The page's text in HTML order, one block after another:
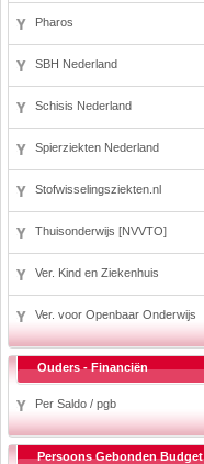
Pharos
SBH Nederland
Schisis Nederland
Spierziekten Nederland
Stofwisselingsziekten.nl
Thuisonderwijs [NVVTO]
Ver. Kind en Ziekenhuis
Ver. voor Openbaar Onderwijs
Ouders - Financiën
Per Saldo / pgb
Persoons Gebonden Budget